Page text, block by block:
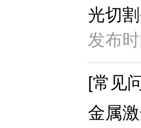
光切
发布
[常见
金属